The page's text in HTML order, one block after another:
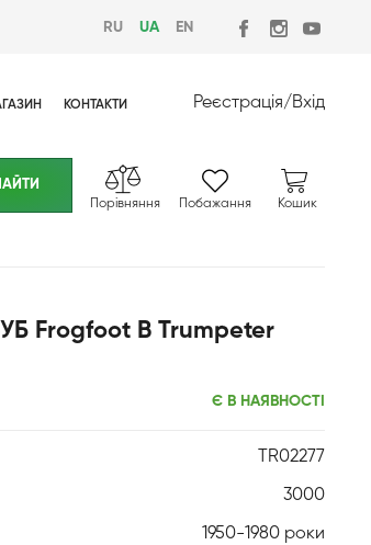
RU UA EN
КОНТАКТИ Реєстрація/Вхід
Порівняння Побажання Кошик
Frogfoot B Trumpeter
Є В НАЯВНОСТІ
TR02277
3000
1950-1980 роки